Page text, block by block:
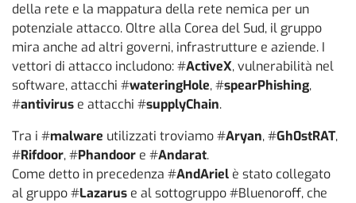
della rete e la mappatura della rete nemica per un
potenziale attacco. Oltre alla Corea del Sud, il gruppo
mira anche ad altri governi, infrastrutture e aziende. I
vettori di attacco includono: #ActiveX, vulnerabilità nel
software, attacchi #wateringHole, #spearPhishing,
#antivirus e attacchi #supplyChain.
Tra i #malware utilizzati troviamo #Aryan, #Gh0stRAT,
#Rifdoor, #Phandoor e #Andarat.
Come detto in precedenza #AndAriel è stato collegato
al gruppo #Lazarus e al sottogruppo #Bluenoroff, che